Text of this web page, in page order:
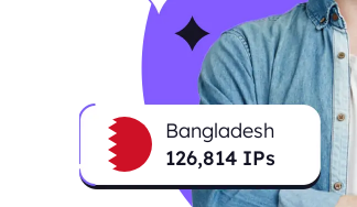
Bangladesh
127,165IPs